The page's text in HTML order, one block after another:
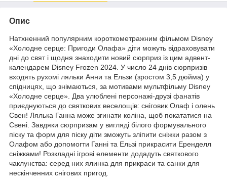
Опис
Натхненний популярним короткометражним фільмом Disney
«Холодне серце: Пригоди Олафа» діти можуть відраховувати
дні до свят і щодня знаходити новий сюрприз із цим адвент-
календарем Disney Frozen 2024. У число 24 днів сюрпризів
входять рухомі ляльки Анни та Ельзи (зростом 3,5 дюйма) у
спідницях, що знімаються, за мотивами мультфільму Disney
«Холодне серце». Два улюблені персонажі-друзі фанатів
приєднуються до святкових веселощів: сніговик Олаф і олень
Свен! Лялька Ганна може згинати коліна, щоб покататися на
Свені. Завдяки сюрпризам у вигляді білого формувального
піску та форм для піску діти зможуть зліпити сніжки разом з
Олафом або допомогти Ганні та Ельзі прикрасити Еренделл
сніжками! Розкладні ігрові елементи додадуть святкового
чаклунства: серед них ялинка для прикраси та санки для
нескінченних снігових пригод.